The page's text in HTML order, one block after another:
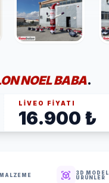
NOEL BABA.
LİVEO FİYATI
16.900 ₺
view_in_ar
3D MODEL
ÜRÜNLER